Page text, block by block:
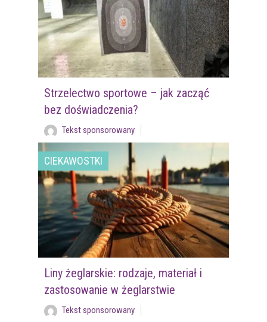
Strzelectwo sportowe – jak zacząć
bez doświadczenia?
Tekst sponsorowany
CIEKAWOSTKI
Liny żeglarskie: rodzaje, materiał i
zastosowanie w żeglarstwie
Tekst sponsorowany